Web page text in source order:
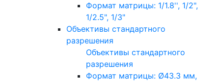
Формат матрицы: 1/1.8'', 1/2",
1/2.5", 1/3"
Объективы стандартного
разрешения
Объективы стандартного
разрешения
Формат матрицы: Ø43.3 мм,